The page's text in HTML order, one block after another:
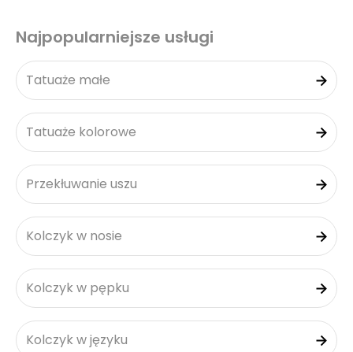
Najpopularniejsze usługi
Tatuaże małe
Tatuaże kolorowe
Przekłuwanie uszu
Kolczyk w nosie
Kolczyk w pępku
Kolczyk w języku